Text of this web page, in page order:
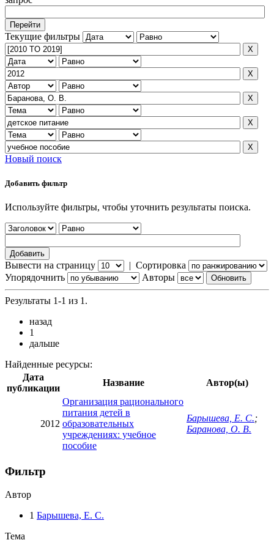
Текущие фильтры
Новый поиск
Добавить фильтр
Используйте фильтры, чтобы уточнить результаты поиска.
Вывести на страницу | Сортировка
Упорядочнить
Авторы
Результаты 1-1 из 1.
назад
1
дальше
Найденные ресурсы:
Дата
публикации
Название Автор(ы)
2012
Организация рационального
питания детей в
образовательных
учреждениях: учебное
пособие
Барышева, Е. С.;
Баранова, О. В.
Фильтр
Автор
1 Барышева, Е. С.
Тема